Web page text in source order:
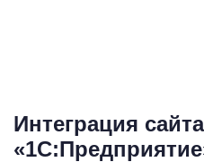
Интеграция